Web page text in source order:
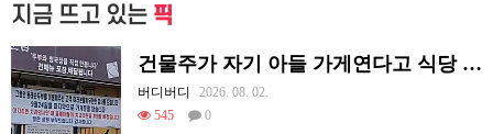
지금 뜨고 있는 픽
건물주가 자기 아들 가게연다고 식당 폐업시킴
버디버디
2026. 08. 02.
545
0